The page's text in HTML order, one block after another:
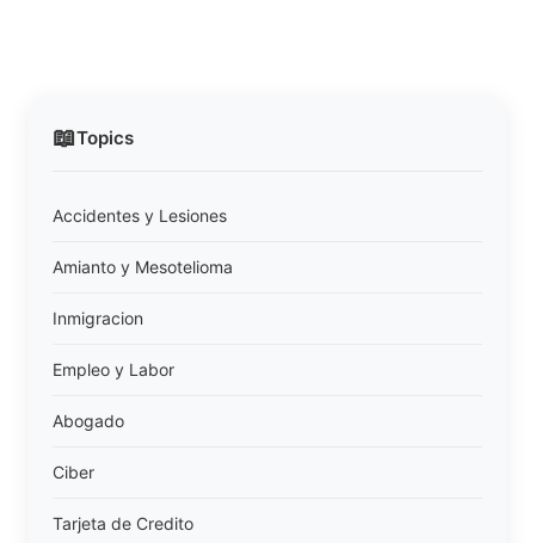
📖Topics
Accidentes y Lesiones
Amianto y Mesotelioma
Inmigracion
Empleo y Labor
Abogado
Ciber
Tarjeta de Credito